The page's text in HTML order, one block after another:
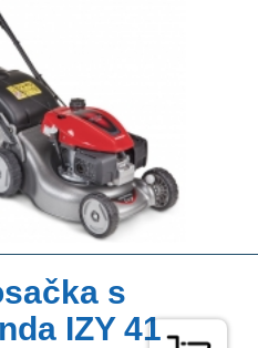
s
IZY 41